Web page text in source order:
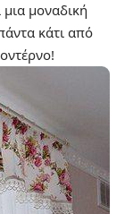
μοναδική
κάτι από